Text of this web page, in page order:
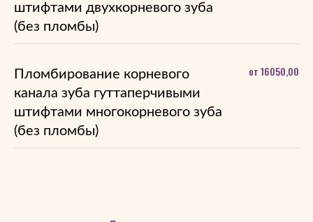
штифтами двухкорневого зуба
(без пломбы)
Пломбирование корневого
канала зуба гуттаперчивыми
штифтами многокорневого зуба
(без пломбы)
от 16050,00